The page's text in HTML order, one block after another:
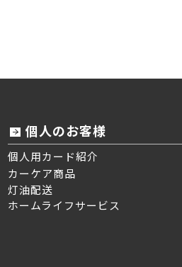
個人のお客様
個人用カード紹介
カーケア商品
灯油配送
ホームライフサービス